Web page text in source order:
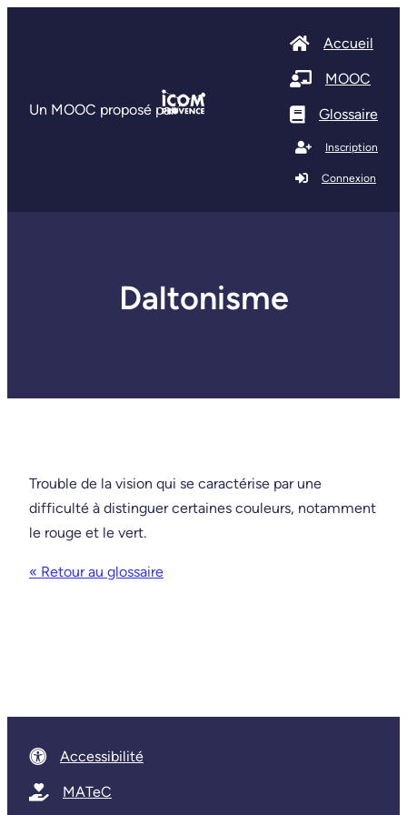
Un MOOC proposé par
Accueil
MOOC
Glossaire
Inscription
Connexion
Daltonisme
Trouble de la vision qui se caractérise par une
difficulté à distinguer certaines couleurs, notamment
le rouge et le vert.
« Retour au glossaire
Accessibilité
MATeC